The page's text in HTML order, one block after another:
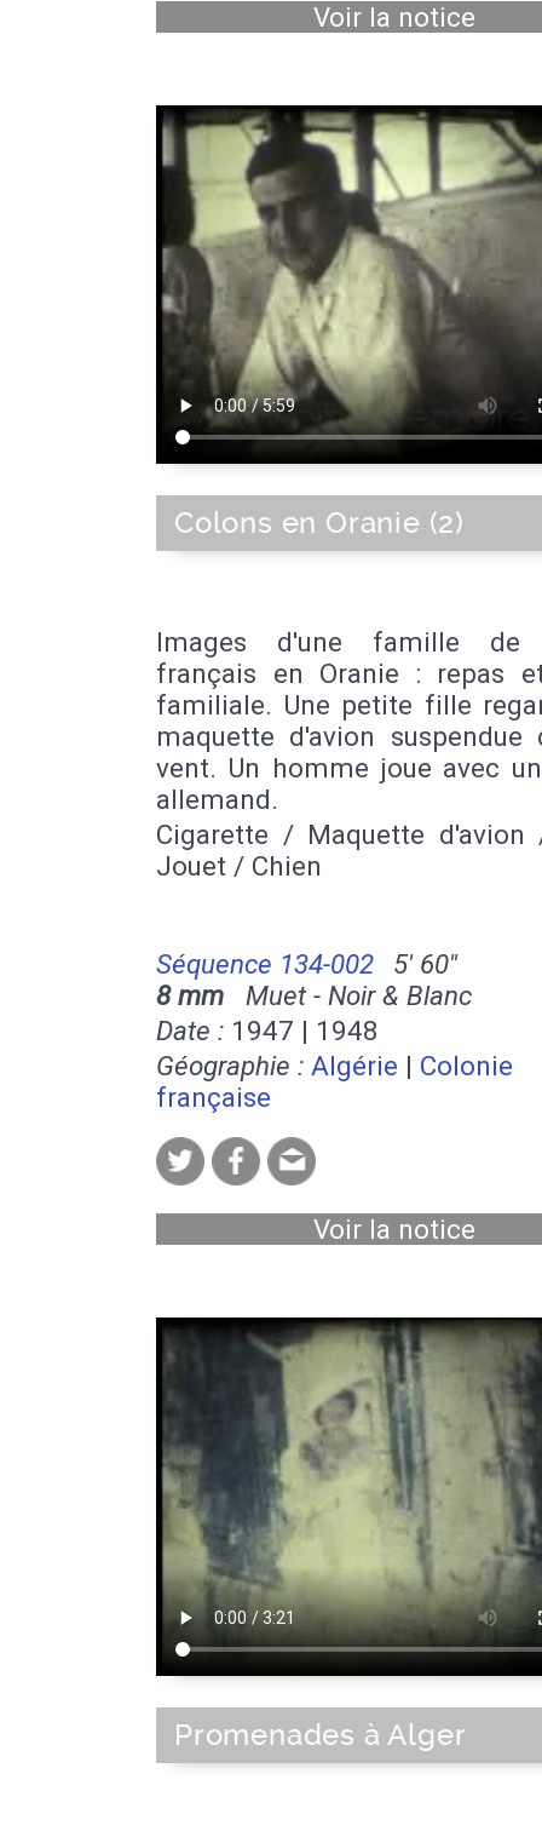
Voir la notice
Colons en Oranie (2)
Images d'une famille de
français en Oranie : repas
familiale. Une petite fille
maquette d'avion suspendue
vent. Un homme joue avec
allemand.
Cigarette / Maquette d'avion
Jouet / Chien
Séquence 134-002
5' 60''
8 mm Muet - Noir & Blanc
Date : 1947 | 1948
Géographie : Algérie | Colonie
française
Voir la notice
Promenades à Alger